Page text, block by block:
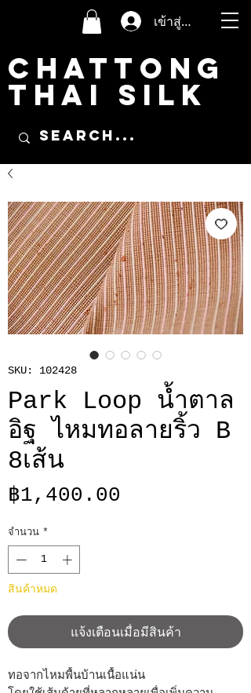
เข้าสู่ระบบ
CHATTONG
THAI SILK
SKU: 102428
Park Loop น้ำตาล
อิฐ ไหมทอลายริ้ว B
8เส้น
฿1,400.00
จำนวน *
สินค้าหมด
แจ้งเตือนเมื่อมีสินค้า
ทอจากไหมพื้นบ้านเนื้อแน่น